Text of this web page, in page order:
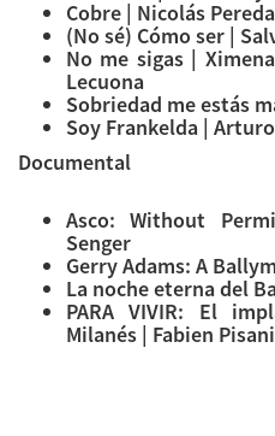
Cobre | Nicolás Pereda
(No sé) Cómo ser |
No me sigas |
Lecuona
Sobriedad me estás
Soy Frankelda |
Documental
Asco: Without
Senger
Gerry Adams: A
La noche eterna del
PARA VIVIR: El
Milanés | Fabien Pisani